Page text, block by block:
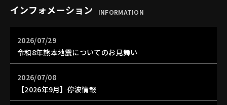
インフォメーション INFORMATION
2026/07/29
令和8年熊本地震についてのお見舞い
2026/07/08
【2026年9月】停波情報